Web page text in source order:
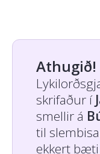
Athugið!
skrifaður í
smellir á
til
ekkert